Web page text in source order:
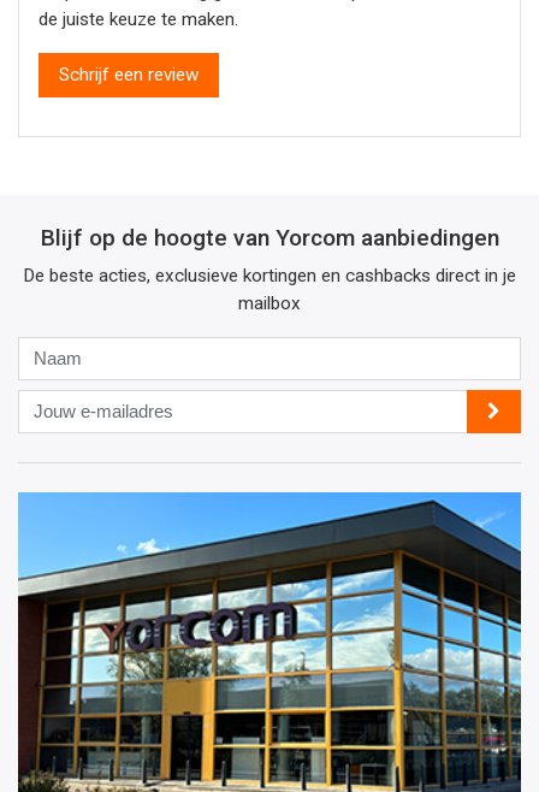
de juiste keuze te maken.
Schrijf een review
Blijf op de hoogte van Yorcom aanbiedingen
De beste acties, exclusieve kortingen en cashbacks direct in je
mailbox
Jouw
e-
mailadres